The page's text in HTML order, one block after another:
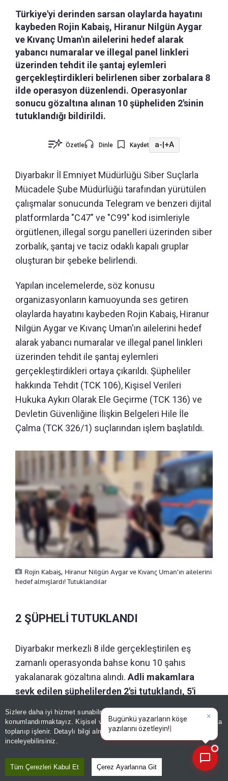
Sizlere daha iyi hizmet sunabilmek adına sitemizde
konumlandırmaktayız. Kişisel verileriniz, KVKK ve GDPR kapsamında
toplanıp işlenir. Detaylı bilgi almak içinAydınlatma Metnimizi
inceleyebilirsiniz.
Tüm Çerezleri Kabul Et Çerez Ayarlarına Git
Türkiye'yi derinden sarsan olaylarda hayatını
kaybeden Rojin Kabaiş, Hiranur Nilgün Aygar
ve Kıvanç Uman'ın ailelerini hedef alarak
yabancı numaralar ve illegal panel linkleri
üzerinden tehdit ile şantaj eylemleri
gerçekleştirdikleri belirlenen siber zorbalara 8
ilde operasyon düzenlendi. Operasyonlar
sonucu gözaltına alınan 10 şüpheliden 2'sinin
tutuklandığı bildirildi.
Özetle Dinle Kaydet a- +A
Diyarbakır İl Emniyet Müdürlüğü Siber Suçlarla
Mücadele Şube Müdürlüğü tarafından yürütülen
çalışmalar sonucunda Telegram ve benzeri dijital
platformlarda "C47" ve "C99" kod isimleriyle
örgütlenen, illegal sorgu panelleri üzerinden siber
zorbalık, şantaj ve taciz odaklı kapalı gruplar
oluşturan bir şebeke belirlendi.
Yapılan incelemelerde, söz konusu
organizasyonların kamuoyunda ses getiren
olaylarda hayatını kaybeden Rojin Kabaiş, Hiranur
Nilgün Aygar ve Kıvanç Uman'ın ailelerini hedef
alarak yabancı numaralar ve illegal panel linkleri
üzerinden tehdit ile şantaj eylemleri
gerçekleştirdikleri ortaya çıkarıldı. Şüpheliler
hakkında Tehdit (TCK 106), Kişisel Verileri
Hukuka Aykırı Olarak Ele Geçirme (TCK 136) ve
Devletin Güvenliğine İlişkin Belgeleri Hile İle
Çalma (TCK 326/1) suçlarından işlem başlatıldı.
Rojin Kabaiş, Hiranur Nilgün Aygar ve Kıvanç Uman'ın ailelerini
hedef almışlardı! Tutuklandılar
2 ŞÜPHELİ TUTUKLANDI
Diyarbakır merkezli 8 ilde gerçekleştirilen eş
zamanlı operasyonda bahse konu 10 şahıs
yakalanarak gözaltına alındı. Adli makamlara
sevk edilen şüphelilerden 2'si tutuklandı, 5'i
hakkında adli kontrol kararı verildi.
Anonim yapıların arkasına saklanarak vatandaşları
mağdur eden bu tür illegal şebekelerle
mücadelenin kararlılıkla sürdürüleceği vurgulandı.
Bugünkü ya|